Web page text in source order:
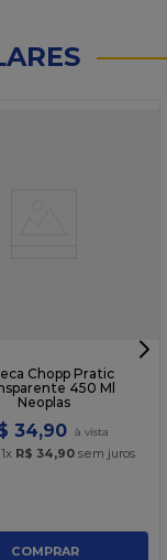
Chopp Pratic
450 Ml
Neoplas
34,90
1x R$ 34,90sem juros
COMPRAR